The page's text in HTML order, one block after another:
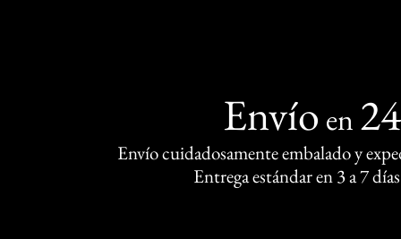
Envío en
Envío cuidadosamente embalado y
Entrega estándar en 3 a 7